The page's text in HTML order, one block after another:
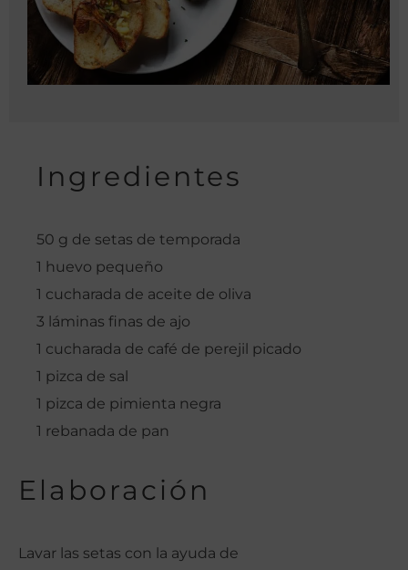
Ingredientes
50 g de setas de temporada
1 huevo pequeño
1 cucharada de aceite de oliva
3 láminas finas de ajo
1 cucharada de café de perejil picado
1 pizca de sal
1 pizca de pimienta negra
1 rebanada de pan
Elaboración
Lavar las setas con la ayuda de